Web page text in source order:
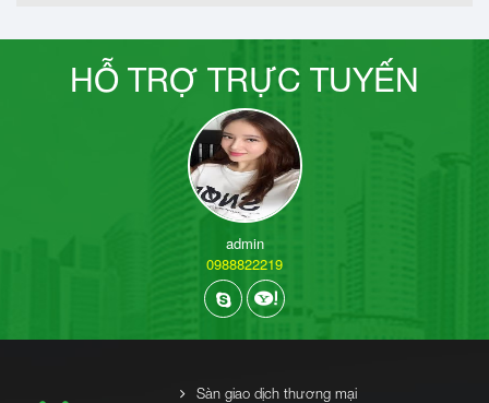
HỖ TRỢ TRỰC TUYẾN
admin
0988822219
Sàn giao dịch thương mại